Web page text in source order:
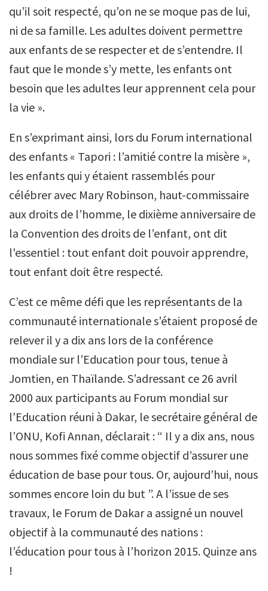
qu’il soit respecté, qu’on ne se moque pas de lui,
ni de sa famille. Les adultes doivent permettre
aux enfants de se respecter et de s’entendre. Il
faut que le monde s’y mette, les enfants ont
besoin que les adultes leur apprennent cela pour
la vie ».
En s’exprimant ainsi, lors du Forum international
des enfants « Tapori : l’amitié contre la misère »,
les enfants qui y étaient rassemblés pour
célébrer avec Mary Robinson, haut-commissaire
aux droits de l’homme, le dixième anniversaire de
la Convention des droits de l’enfant, ont dit
l'essentiel : tout enfant doit pouvoir apprendre,
tout enfant doit être respecté.
C’est ce même défi que les représentants de la
communauté internationale s’étaient proposé de
relever il y a dix ans lors de la conférence
mondiale sur l’Education pour tous, tenue à
Jomtien, en Thaïlande. S’adressant ce 26 avril
2000 aux participants au Forum mondial sur
l’Education réuni à Dakar, le secrétaire général de
l’ONU, Kofi Annan, déclarait : “ Il y a dix ans, nous
nous sommes fixé comme objectif d’assurer une
éducation de base pour tous. Or, aujourd’hui, nous
sommes encore loin du but ”. A l’issue de ses
travaux, le Forum de Dakar a assigné un nouvel
objectif à la communauté des nations :
l’éducation pour tous à l’horizon 2015. Quinze ans
!